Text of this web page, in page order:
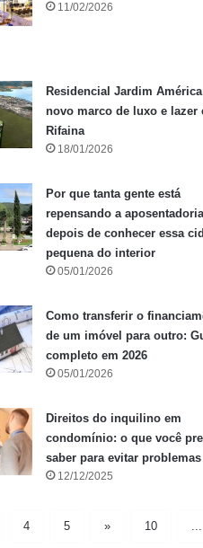
11/02/2026
Residencial Jardim
novo marco de luxo e lazer
Rifaina
18/01/2026
Por que tanta gente está
repensando a aposentadoria
depois de conhecer essa
pequena do interior
05/01/2026
Como transferir o
de um imóvel para outro:
completo em 2026
05/01/2026
Direitos do inquilino em
condomínio: o que você
saber para evitar problemas
12/12/2025
4 5 » 10 ...